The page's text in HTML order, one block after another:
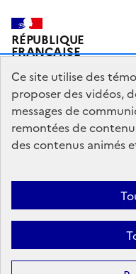
RÉPUBLIQUE
FRANÇAISE
Plan du site Mentions
Partagez votre
Accessibilité :
Ce site utilise des
proposer des vidéos,
messages de
remontées de
des contenus animés